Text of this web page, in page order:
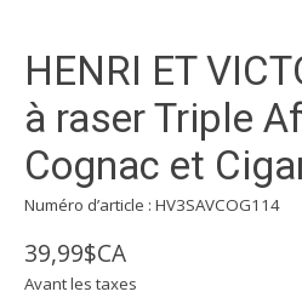
HENRI ET
à raser Triple
Cognac et
Numéro d’article : HV3SAVCOG114
39,99$CA
Avant les taxes